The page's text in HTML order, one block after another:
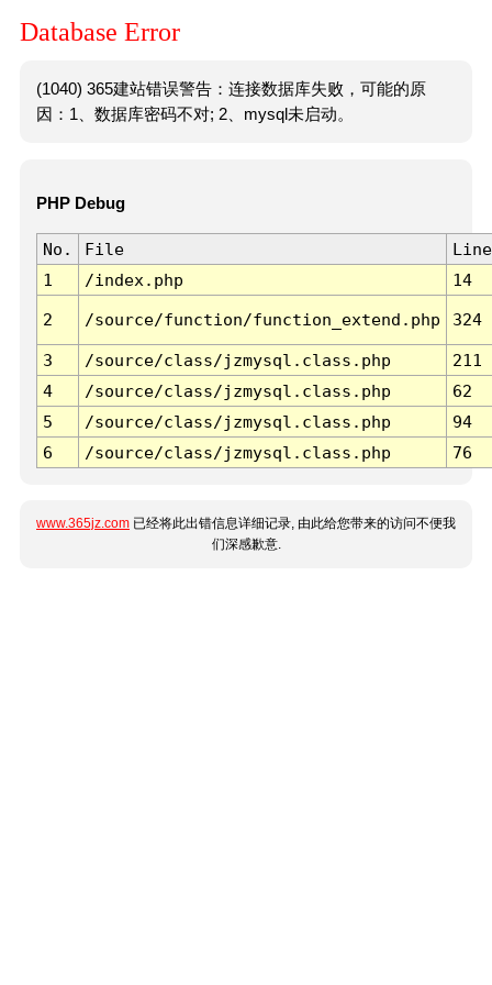
Database Error
(1040) 365建站错误警告：连接数据库失败，可能的原
因：1、数据库密码不对; 2、mysql未启动。
PHP Debug
No. File
Line
1
/index.php 14
2 /source/function/function_extend.php 324
3 /source/class/jzmysql.class.php
211
4
/source/class/jzmysql.class.php
62
5
/source/class/jzmysql.class.php
94
6
/source/class/jzmysql.class.php 76
www.365jz.com 已经将此出错信息详细记录, 由此给您带来的访问不便我
们深感歉意.